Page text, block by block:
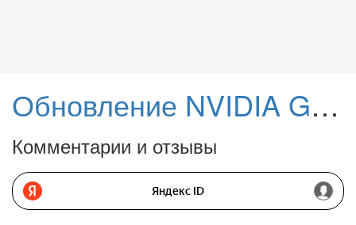
Обновление NVIDIA GeForce Game Ready 551.86 WHQL. Поддержка Horizon Forbidden West Complete Edition
Комментарии и отзывы